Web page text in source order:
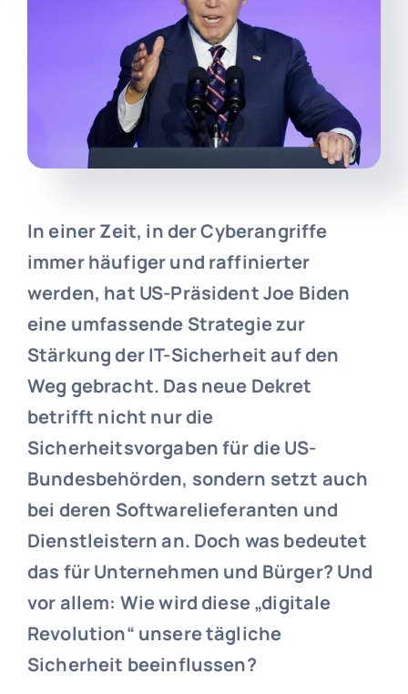
In einer Zeit, in der Cyberangriffe
immer häufiger und raffinierter
werden, hat US-Präsident Joe Biden
eine umfassende Strategie zur
Stärkung der IT-Sicherheit auf den
Weg gebracht. Das neue Dekret
betrifft nicht nur die
Sicherheitsvorgaben für die US-
Bundesbehörden, sondern setzt auch
bei deren Softwarelieferanten und
Dienstleistern an. Doch was bedeutet
das für Unternehmen und Bürger? Und
vor allem: Wie wird diese „digitale
Revolution“ unsere tägliche
Sicherheit beeinflussen?